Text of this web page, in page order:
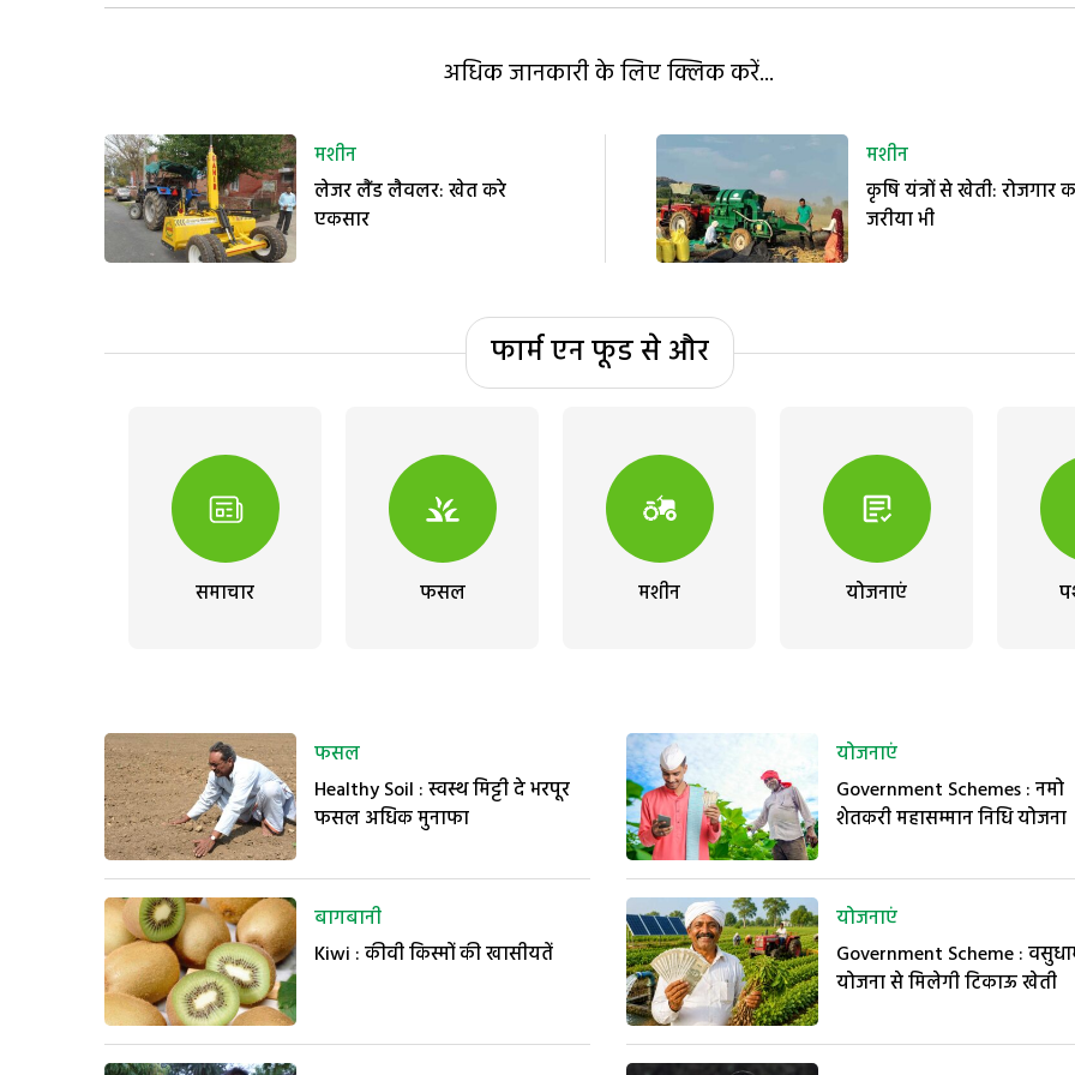
अधिक जानकारी के लिए क्लिक करें...
मशीन
लेजर लैंड लैवलर: खेत करे
एकसार
मशीन
कृषि यंत्रों से खेती: रोजगार
जरीया भी
फार्म एन फूड से और
समाचार फसल मशीन योजनाएं
फसल
Healthy Soil : स्वस्थ मिट्टी दे भरपूर
फसल अधिक मुनाफा
बागबानी
Kiwi : कीवी किस्मों की खासीयतें
योजनाएं
Government Schemes : नमो
शेतकरी महासम्मान निधि योजना
योजनाएं
Government Scheme :
योजना से मिलेगी टिकाऊ खेती